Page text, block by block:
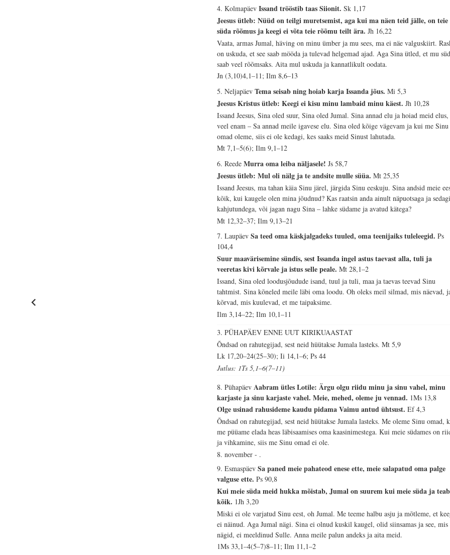
4. KolmapäevIssand trööstib taas Siionit.Sk 1,17
Jeesus ütleb: Nüüd on teilgi muretsemist, aga kui ma näen teid jälle, on teie
süda rõõmus ja keegi ei võta teie rõõmu teilt ära.Jh 16,22
Vaata, armas Jumal, häving on minu ümber ja mu sees, ma ei näe valguskiirt.
on uskuda, et see saab mööda ja tulevad helgemad ajad. Aga Sina ütled, et mu
saab veel rõõmsaks. Aita mul uskuda ja kannatlikult oodata.
Jn (3,10)4,1–11; Ilm 8,6–13
5. NeljapäevTema seisab ning hoiab karja Issanda jõus.Mi 5,3
Jeesus Kristus ütleb: Keegi ei kisu minu lambaid minu käest.Jh 10,28
Issand Jeesus, Sina oled suur, Sina oled Jumal. Sina annad elu ja hoiad meid elus,
veel enam – Sa annad meile igavese elu. Sina oled kõige vägevam ja kui me Sinu
omad oleme, siis ei ole kedagi, kes saaks meid Sinust lahutada.
Mt 7,1–5(6); Ilm 9,1–12
6. ReedeMurra oma leiba näljasele!Js 58,7
Jeesus ütleb: Mul oli nälg ja te andsite mulle süüa.Mt 25,35
Issand Jeesus, ma tahan käia Sinu järel, järgida Sinu eeskuju. Sina andsid meie
kõik, kui kaugele olen mina jõudnud? Kas raatsin anda ainult näpuotsaga ja sedagi
kahjutundega, või jagan nagu Sina – lahke südame ja avatud kätega?
Mt 12,32–37; Ilm 9,13–21
7. LaupäevSa teed oma käskjalgadeks tuuled, oma teenijaiks tuleleegid.Ps
104,4
Suur maavärisemine sündis, sest Issanda ingel astus taevast alla, tuli ja
veeretas kivi kõrvale ja istus selle peale.Mt 28,1–2
Issand, Sina oled loodusjõudude isand, tuul ja tuli, maa ja taevas teevad Sinu
tahtmist. Sina kõneled meile läbi oma loodu. Oh oleks meil silmad, mis näevad,
kõrvad, mis kuulevad, et me taipaksime.
Ilm 3,14–22; Ilm 10,1–11
3. PÜHAPÄEV ENNE UUT KIRIKUAASTAT
Õndsad on rahutegijad, sest neid hüütakse Jumala lasteks.Mt 5,9
Lk 17,20–24(25–30); Ii 14,1–6; Ps 44
Jutlus: 1Ts 5,1–6(7–11)
8. Pühapäev Aabram ütles Lotile: Ärgu olgu riidu minu ja sinu vahel, minu
karjaste ja sinu karjaste vahel. Meie, mehed, oleme ju vennad. 1Ms 13,8
Olge usinad rahusideme kaudu pidama Vaimu antud ühtsust.Ef 4,3
Õndsad on rahutegijad, sest neid hüütakse Jumala lasteks. Me oleme Sinu omad,
me püüame elada heas läbisaamises oma kaasinimestega. Kui meie südames on
ja vihkamine, siis me Sinu omad ei ole.
8. november - .
9. EsmaspäevSa paned meie pahateod enese ette, meie salapatud oma palge
valguse ette.Ps 90,8
Kui meie süda meid hukka mõistab, Jumal on suurem kui meie süda ja teab
kõik. 1Jh 3,20
Miski ei ole varjatud Sinu eest, oh Jumal. Me teeme halbu asju ja mõtleme, et
ei näinud. Aga Jumal nägi. Sina ei olnud kuskil kaugel, olid siinsamas ja see, mis
nägid, ei meeldinud Sulle. Anna meile palun andeks ja aita meid.
1Ms 33,1–4(5–7)8–11; Ilm 11,1–2